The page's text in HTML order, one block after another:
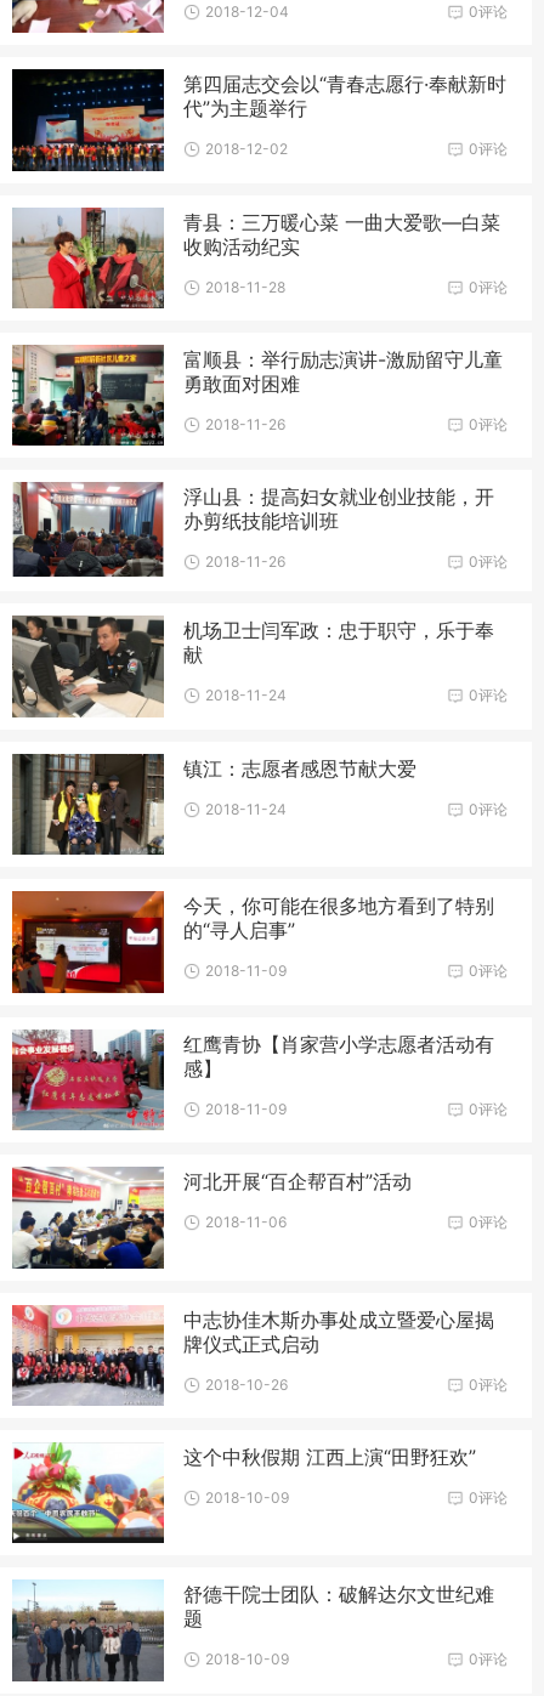
0评论
2018-12-04
第四届志交会以“青春志愿行·奉献新时
代”为主题举行
0评论
2018-12-02
青县：三万暖心菜 一曲大爱歌—白菜
收购活动纪实
0评论
2018-11-28
富顺县：举行励志演讲-激励留守儿童
勇敢面对困难
0评论
2018-11-26
浮山县：提高妇女就业创业技能，开
办剪纸技能培训班
0评论
2018-11-26
机场卫士闫军政：忠于职守，乐于奉
献
0评论
2018-11-24
镇江：志愿者感恩节献大爱
0评论
2018-11-24
今天，你可能在很多地方看到了特别
的“寻人启事”
0评论
2018-11-09
红鹰青协【肖家营小学志愿者活动有
感】
0评论
2018-11-09
河北开展“百企帮百村”活动
0评论
2018-11-06
中志协佳木斯办事处成立暨爱心屋揭
牌仪式正式启动
0评论
2018-10-26
这个中秋假期 江西上演“田野狂欢”
0评论
2018-10-09
舒德干院士团队：破解达尔文世纪难
题
0评论
2018-10-09